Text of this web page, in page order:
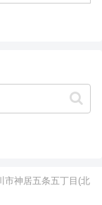
市神居五条五丁目(北